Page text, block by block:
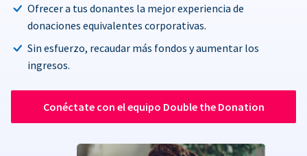
Ofrecer a tus donantes la mejor experiencia de
donaciones equivalentes corporativas.
Sin esfuerzo, recaudar más fondos y aumentar los
ingresos.
Conéctate con el equipo Double the Donation